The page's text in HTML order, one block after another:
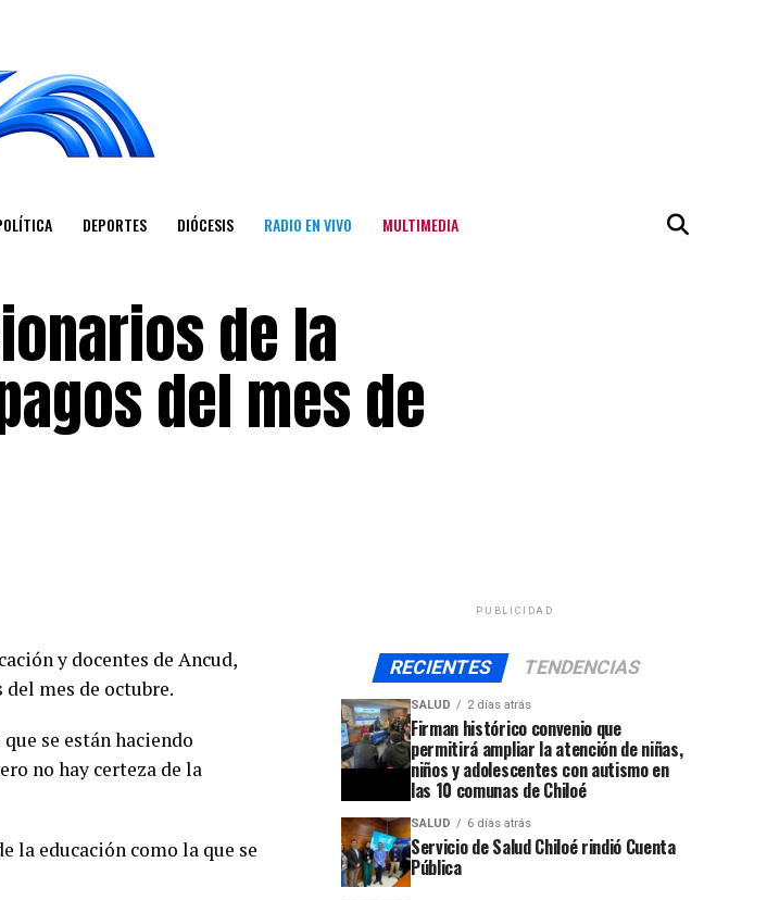
DEPORTES DIÓCESIS RADIO EN VIVO MULTIMEDIA
de la
del mes de
y docentes de Ancud,
mes de octubre.
se están haciendo
no hay certeza de la
la educación como la que se
PUBLICIDAD
RECIENTES TENDENCIAS
SALUD 2 días atrás
Firman histórico convenio que
permitirá ampliar la atención de niñas,
niños y adolescentes con autismo en
las 10 comunas de Chiloé
SALUD 6 días atrás
Servicio de Salud Chiloé rindió Cuenta
Pública